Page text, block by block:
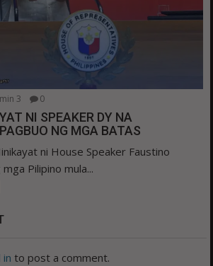
3 0
NI SPEAKER DY NA
NG MGA BATAS
ni House Speaker Faustino
Pilipino mula...
in to post a comment.